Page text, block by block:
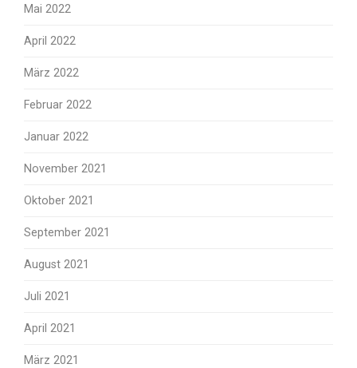
Mai 2022
April 2022
März 2022
Februar 2022
Januar 2022
November 2021
Oktober 2021
September 2021
August 2021
Juli 2021
April 2021
März 2021